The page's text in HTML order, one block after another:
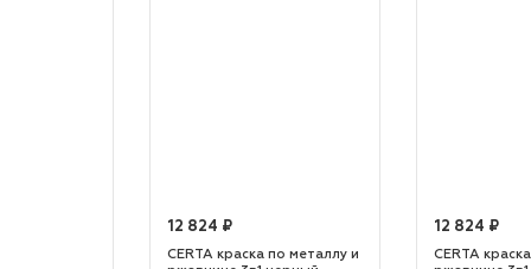
12 824 ₽
CERTA краска по металлу и
12 824 ₽
CERTA